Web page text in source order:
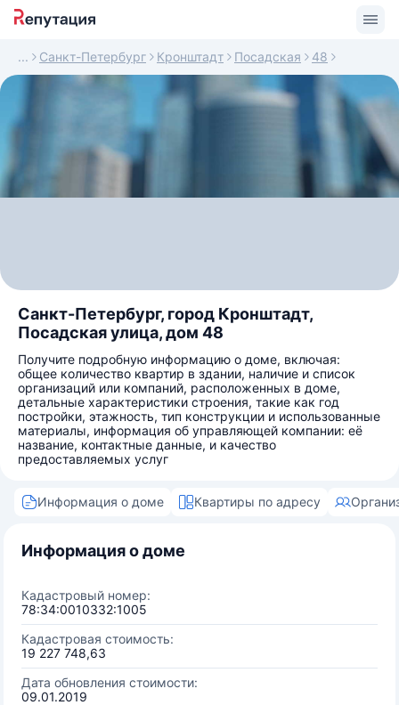
Санкт-Петербург Кронштадт Посадская 48
Санкт-Петербург, город Кронштадт,
Посадская улица, дом 48
Получите подробную информацию о доме, включая:
общее количество квартир в здании, наличие и список
организаций или компаний, расположенных в доме,
детальные характеристики строения, такие как год
постройки, этажность, тип конструкции и использованные
материалы, информация об управляющей компании: её
название, контактные данные, и качество
предоставляемых услуг
Информация о доме Квартиры по адресу
Информация о доме
Кадастровый номер:
78:34:0010332:1005
Кадастровая стоимость:
19 227 748,63
Дата обновления стоимости:
09.01.2019